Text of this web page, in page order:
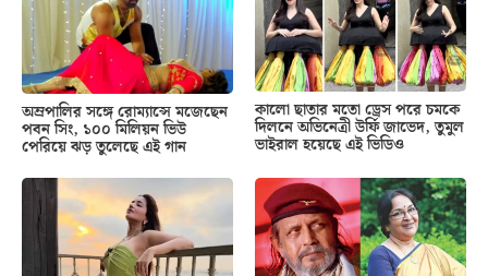
অম্রপালির সঙ্গে রোম্যান্সে মজেছেন
পবন সিং, ১০০ মিলিয়ন ভিউ
পেরিয়ে ঝড় তুলেছে এই গান
কালো ছাতার মতো ড্রেস পরে চমকে
দিলনে অভিনেত্রী উর্ফি জাভেদ, তুমুল
ভাইরাল হয়েছে এই ভিডিও